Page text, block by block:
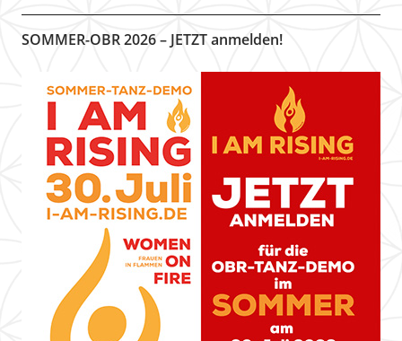
SOMMER-OBR 2026 – JETZT anmelden!